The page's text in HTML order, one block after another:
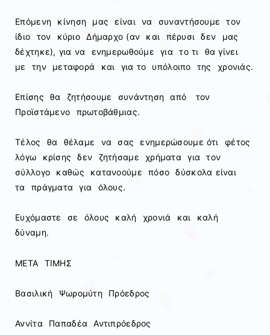
Επόμενη κίνηση μας είναι να συναντήσουμε τον
ίδιο τον κύριο Δήμαρχο (αν και πέρυσι δεν μας
δέχτηκε), για να ενημερωθούμε για το τι θα γίνει
με την μεταφορά και για το υπόλοιπο της χρονιάς.
Επίσης θα ζητήσουμε συνάντηση από τον
Προϊστάμενο πρωτοβάθμιας.
Τέλος θα θέλαμε να σας ενημερώσουμε ότι φέτος
λόγω κρίσης δεν ζητήσαμε χρήματα για τον
σύλλογο καθώς κατανοούμε πόσο δύσκολα είναι
τα πράγματα για όλους.
Ευχόμαστε σε όλους καλή χρονιά και καλή
δύναμη.
ΜΕΤΑ ΤΙΜΗΣ
Βασιλική Ψωρομύτη Πρόεδρος
Αννίτα Παπαδέα Αντιπρόεδρος